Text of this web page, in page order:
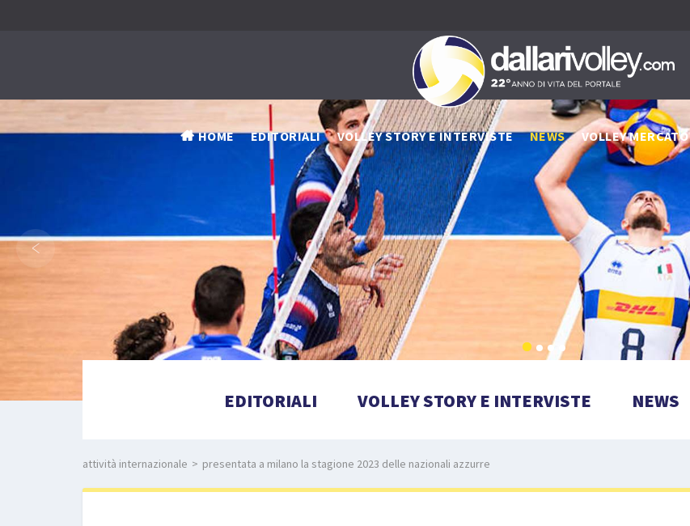
HOME EDITORIALI VOLLEY STORY E INTERVISTE NEWS VOLLEY MERCATO
‹
EDITORIALI VOLLEY STORY E INTERVISTE NEWS
attività internazionale > presentata a milano la stagione 2023 delle nazionali azzurre